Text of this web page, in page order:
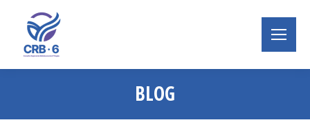
BLOG
Você está aqui: